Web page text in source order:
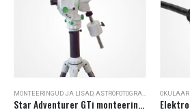
MONTEERINGUD JA LISAD ASTROFOTOGRAAFIA
Star Adventurer GTi monteering kolmjalaga